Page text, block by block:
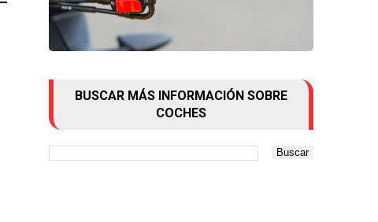
BUSCAR MÁS INFORMACIÓN SOBRE
COCHES